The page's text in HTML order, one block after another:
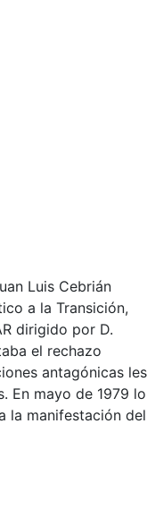
Luis Cebrián
a la Transición,
dirigido por D.
el rechazo
antagónicas les
En mayo de 1979 lo
la manifestación del